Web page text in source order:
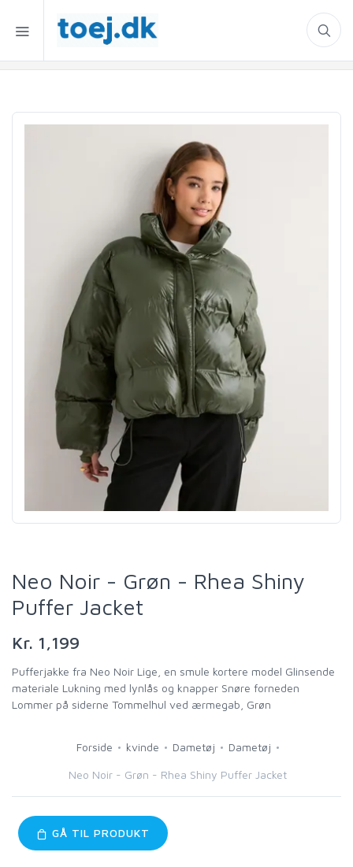
Neo Noir - Grøn - Rhea Shiny
Puffer Jacket
Kr. 1,199
Pufferjakke fra Neo Noir Lige, en smule kortere model Glinsende
materiale Lukning med lynlås og knapper Snøre forneden
Lommer på siderne Tommelhul ved ærmegab, Grøn
Forside kvinde Dametøj Dametøj
Neo Noir - Grøn - Rhea Shiny Puffer Jacket
GÅ TIL PRODUKT